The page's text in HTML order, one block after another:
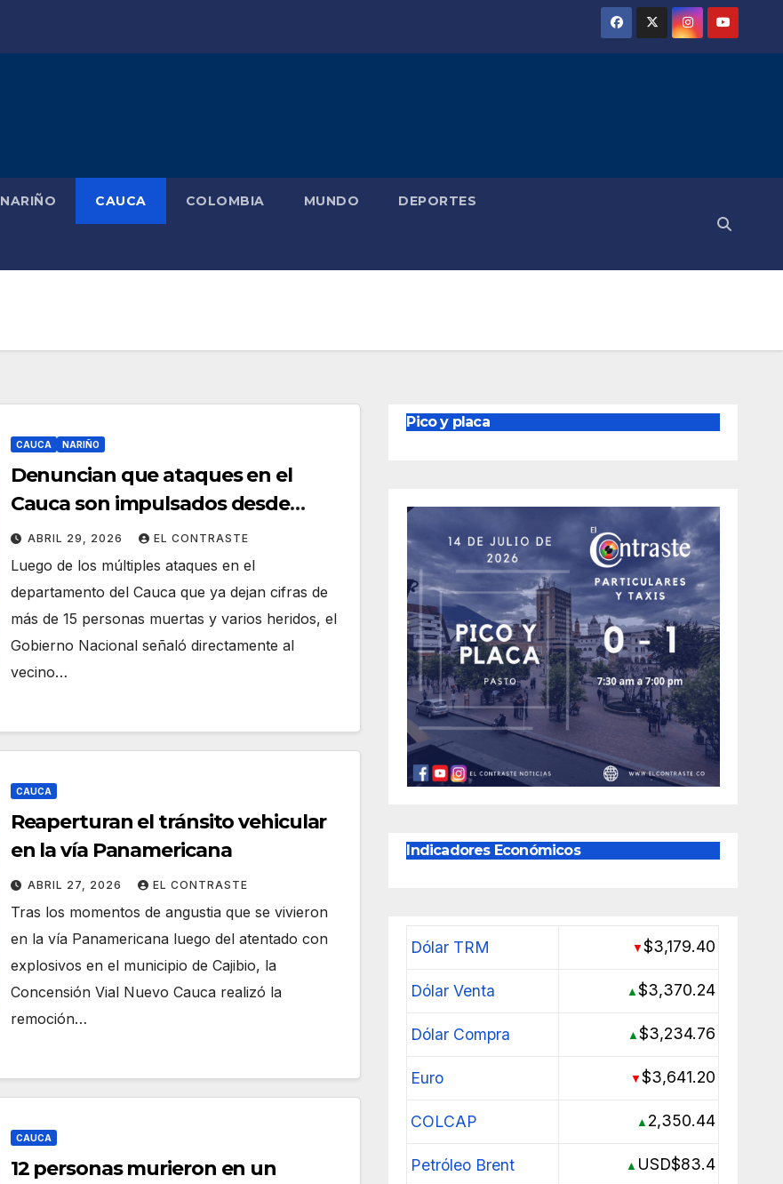
NARIÑO CAUCA COLOMBIA MUNDO DEPORTES
CAUCA NARIÑO
Denuncian que ataques en el
Cauca son impulsados desde
Ecuador
ABRIL 29, 2026 EL CONTRASTE
Luego de los múltiples ataques en el
departamento del Cauca que ya dejan cifras de
más de 15 personas muertas y varios heridos, el
Gobierno Nacional señaló directamente al
vecino…
CAUCA
Reaperturan el tránsito vehicular
en la vía Panamericana
ABRIL 27, 2026 EL CONTRASTE
Tras los momentos de angustia que se vivieron
en la vía Panamericana luego del atentado con
explosivos en el municipio de Cajibio, la
Concensión Vial Nuevo Cauca realizó la
remoción…
CAUCA
12 personas murieron en un
Pico y placa
Indicadores Económicos
Dólar TRM ▼$3,179.40
Dólar Venta ▲$3,370.24
Dólar Compra ▲$3,234.76
Euro ▼$3,641.20
COLCAP ▲ 2,350.44
Petróleo Brent ▲ USD$83.4